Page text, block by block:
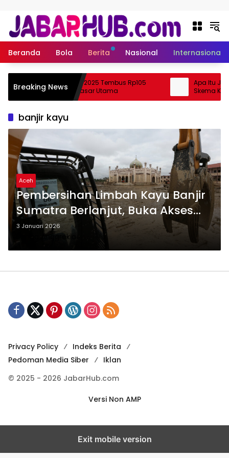
Beranda Bola Berita Nasional Internasional
Breaking News
Ekspor Perikanan 2025 Tembus Rp105
Triliun, AS Jadi Pasar Utama
Apa Itu
Skema
banjir kayu
Aceh
Pembersihan Limbah Kayu Banjir
Sumatra Berlanjut, Buka Akses
Jalan Ditekankan
3 Januari 2026
Bunga Anggrekia
Privacy Policy
Indeks Berita
Pedoman Media Siber
Iklan
© 2025 - 2026 JabarHub.com
Versi Non AMP
Exit mobile version